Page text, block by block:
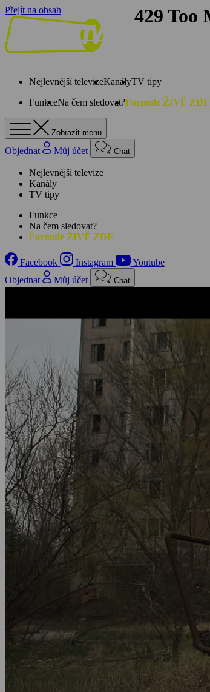
Přejít na obsah
Nejlevnější televizeKanályTV tipy
FunkceNa čem sledovat?Formule ŽIVĚ ZDE
Zobrazit menu
Objednat Můj účet Chat
Nejlevnější televize
Kanály
TV tipy
Funkce
Na čem sledovat?
Formule ŽIVĚ ZDE
Facebook Instagram
Youtube
Objednat
Můj účet Chat